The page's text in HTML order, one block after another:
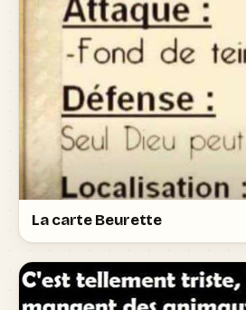
La carte Beurette